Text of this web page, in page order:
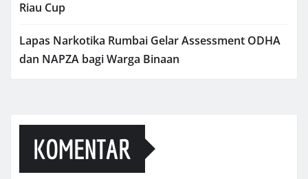
Riau Cup
Lapas Narkotika Rumbai Gelar Assessment ODHA
dan NAPZA bagi Warga Binaan
KOMENTAR